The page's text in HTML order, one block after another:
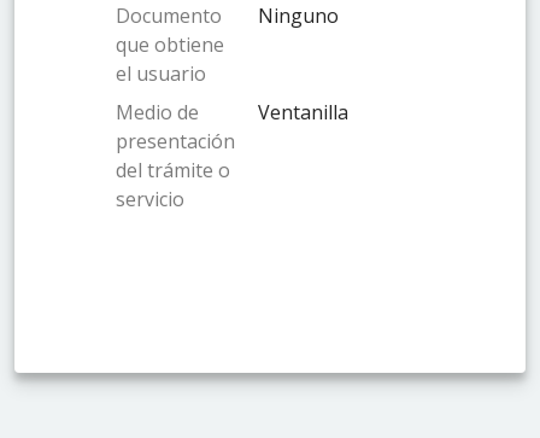
Documento
que obtiene
el usuario
Ninguno
Medio de
presentación
del trámite o
servicio
Ventanilla